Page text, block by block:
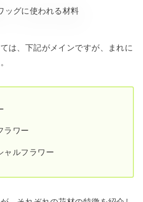
は、下記がメインですが、まれに
ラワー
ャルフラワー